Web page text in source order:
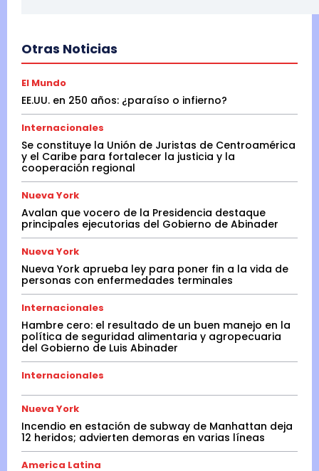
Otras Noticias
El Mundo
EE.UU. en 250 años: ¿paraíso o infierno?
Internacionales
Se constituye la Unión de Juristas de Centroamérica
y el Caribe para fortalecer la justicia y la
cooperación regional
Nueva York
Avalan que vocero de la Presidencia destaque
principales ejecutorias del Gobierno de Abinader
Nueva York
Nueva York aprueba ley para poner fin a la vida de
personas con enfermedades terminales
Internacionales
Hambre cero: el resultado de un buen manejo en la
política de seguridad alimentaria y agropecuaria
del Gobierno de Luis Abinader
Internacionales
Nueva York
Incendio en estación de subway de Manhattan deja
12 heridos; advierten demoras en varias líneas
America Latina